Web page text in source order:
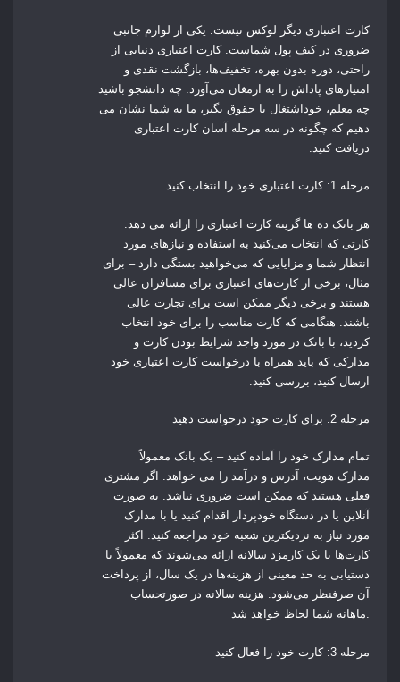
کارت اعتباری دیگر لوکس نیست. یکی از لوازم جانبی
ضروری در کیف پول شماست. کارت اعتباری دنیایی از
راحتی، دوره بدون بهره، تخفیف‌ها، بازگشت نقدی و
امتیازهای پاداش را به ارمغان می‌آورد. چه دانشجو باشید
چه معلم، خوداشتغال یا حقوق بگیر، ما به شما نشان می
دهیم که چگونه در سه مرحله آسان کارت اعتباری
دریافت کنید.
مرحله 1: کارت اعتباری خود را انتخاب کنید
هر بانک ده ها گزینه کارت اعتباری را ارائه می دهد.
کارتی که انتخاب می‌کنید به استفاده و نیازهای مورد
انتظار شما و مزایایی که می‌خواهید بستگی دارد – برای
مثال، برخی از کارت‌های اعتباری برای مسافران عالی
هستند و برخی دیگر ممکن است برای تجارت عالی
باشند. هنگامی که کارت مناسب را برای خود انتخاب
کردید، با بانک در مورد واجد شرایط بودن کارت و
مدارکی که باید همراه با درخواست کارت اعتباری خود
ارسال کنید، بررسی کنید.
مرحله 2: برای کارت خود درخواست دهید
تمام مدارک خود را آماده کنید – یک بانک معمولاً
مدارک هویت، آدرس و درآمد را می خواهد. اگر مشتری
فعلی هستیدکه ممکن است ضروری نباشد. به صورت
آنلاین یا در دستگاه خودپرداز اقدام کنید یا با مدارک
مورد نیاز به نزدیکترین شعبه خود مراجعه کنید. اکثر
کارت‌ها با یک کارمزد سالانه ارائه می‌شوند که معمولاً با
دستیابی به حد معینی از هزینه‌ها در یک سال، از پرداخت
آن صرفنظر می‌شود. هزینه سالانه در صورتحساب
ماهانه شما لحاظ خواهد شد.
مرحله 3: کارت خود را فعال کنید